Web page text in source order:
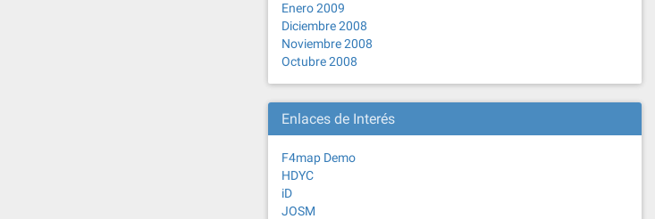
Enero 2009
Diciembre 2008
Noviembre 2008
Octubre 2008
Enlaces de Interés
F4map Demo
HDYC
iD
JOSM